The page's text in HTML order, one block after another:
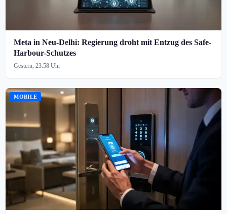
Meta in Neu-Delhi: Regierung droht mit Entzug des Safe-
Harbour-Schutzes
Gestern, 23:58 Uhr
MOBILE